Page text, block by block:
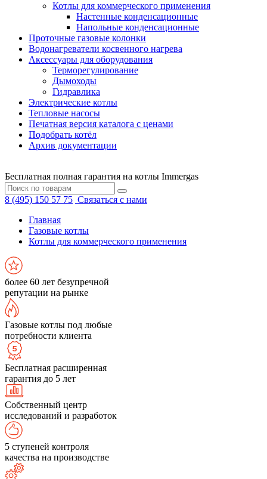
Котлы для коммерческого применения
Настенные конденсационные
Напольные конденсационные
Проточные газовые колонки
Водонагреватели косвенного нагрева
Аксессуары для оборудования
Терморегулирование
Дымоходы
Гидравлика
Электрические котлы
Тепловые насосы
Печатная версия каталога с ценами
Подобрать котёл
Архив документации
Бесплатная полная гарантия на котлы Immergas
8 (495) 150 57 75 Связаться с нами
Главная
Газовые котлы
Котлы для коммерческого применения
более 60 лет безупречной
репутации на рынке
Газовые котлы под любые
потребности клиента
Бесплатная расширенная
гарантия до 5 лет
Собственный центр
исследований и разработок
5 ступеней контроля
качества на производстве